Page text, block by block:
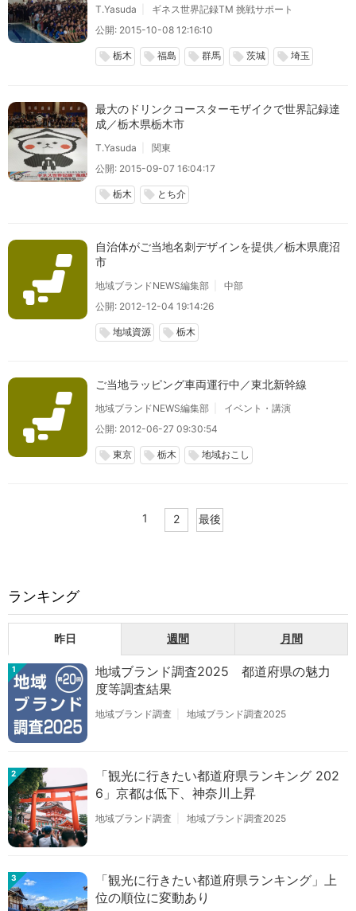
T.Yasuda
ギネス世界記録TM 挑戦サポート
公開: 2015-10-08 12:16:10
local_offer 栃木 local_offer 福島 local_offer 群馬 local_offer 茨城 local_offer 埼玉
最大のドリンクコースターモザイクで世界記録達
成／栃木県栃木市
T.Yasuda
関東
公開: 2015-09-07 16:04:17
local_offer 栃木 local_offer とち介
自治体がご当地名刺デザインを提供／栃木県鹿沼
市
地域ブランドNEWS編集部
中部
公開: 2012-12-04 19:14:26
local_offer 地域資源 local_offer 栃木
ご当地ラッピング車両運行中／東北新幹線
地域ブランドNEWS編集部
イベント・講演
公開: 2012-06-27 09:30:54
local_offer 東京 local_offer 栃木 local_offer 地域おこし
1 2 最後
ランキング
昨日 週間 月間
1
地域ブランド調査2025 都道府県の魅力
度等調査結果
地域ブランド調査 地域ブランド調査2025
2
「観光に行きたい都道府県ランキング 202
6」京都は低下、神奈川上昇
地域ブランド調査 地域ブランド調査2025
3
「観光に行きたい都道府県ランキング」上
位の順位に変動あり